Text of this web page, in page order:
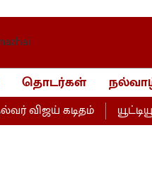
தொடர்கள்
விஜய் கடிதம்